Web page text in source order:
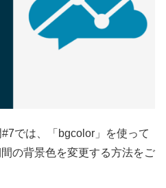
では、「bgcolor」を使って
の背景色を変更する方法をご